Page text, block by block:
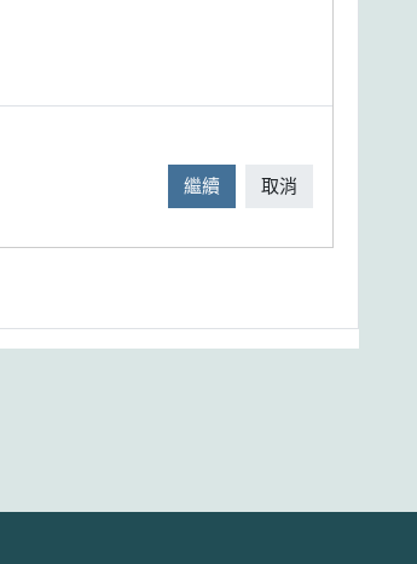
繼續 取消